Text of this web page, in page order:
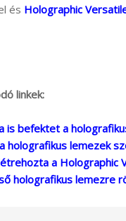
és Holographic
linkek:
is befektet a
holografikus lemezek
a Holographic
holografikus lemezre